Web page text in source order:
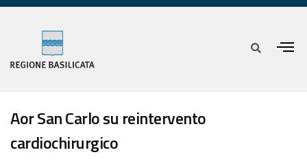
Aor San Carlo su reintervento
cardiochirurgico